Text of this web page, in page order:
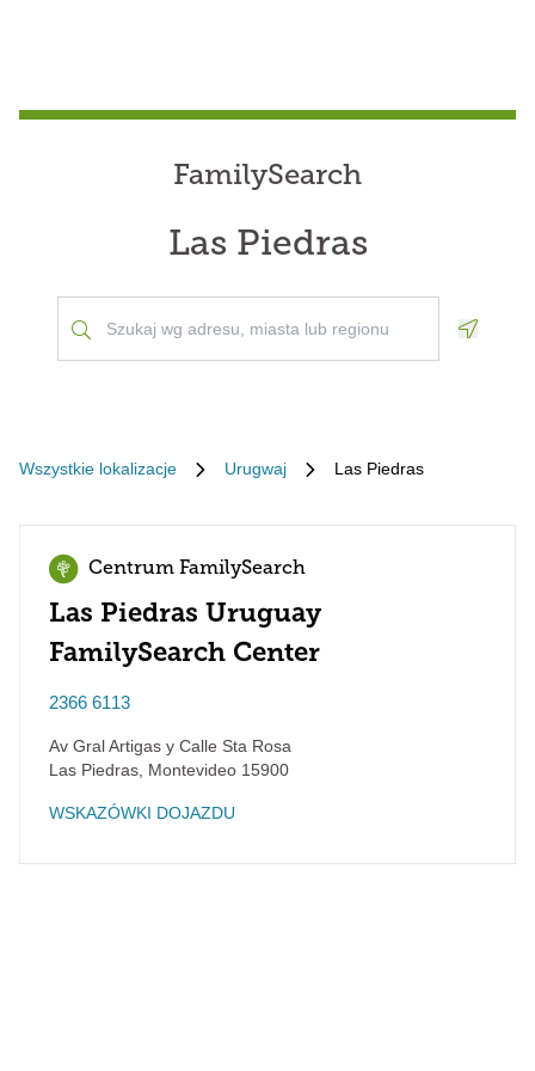
FamilySearch
Las Piedras
Wszystkie lokalizacje Urugwaj Las Piedras
Centrum FamilySearch
Las Piedras Uruguay
FamilySearch Center
2366 6113
Av Gral Artigas y Calle Sta Rosa
Las Piedras Montevideo 15900
WSKAZÓWKI DOJAZDU